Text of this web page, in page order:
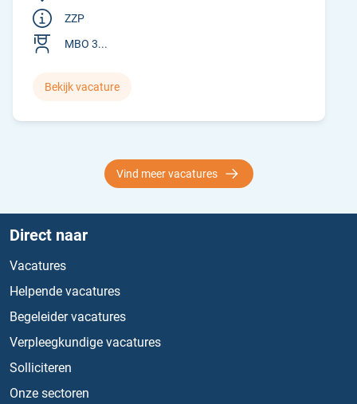
ZZP
MBO 3...
Bekijk vacature
Vind meer vacatures
Direct naar
Vacatures
Helpende vacatures
Begeleider vacatures
Verpleegkundige vacatures
Solliciteren
Onze sectoren